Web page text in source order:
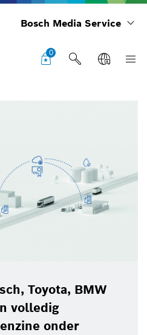
Bosch Media Service
0
Toyota, BMW
volledig
onder